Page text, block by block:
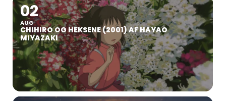
02
AUG
CHIHIRO OG HEKSENE (2001) AF HAYAO
MIYAZAKI